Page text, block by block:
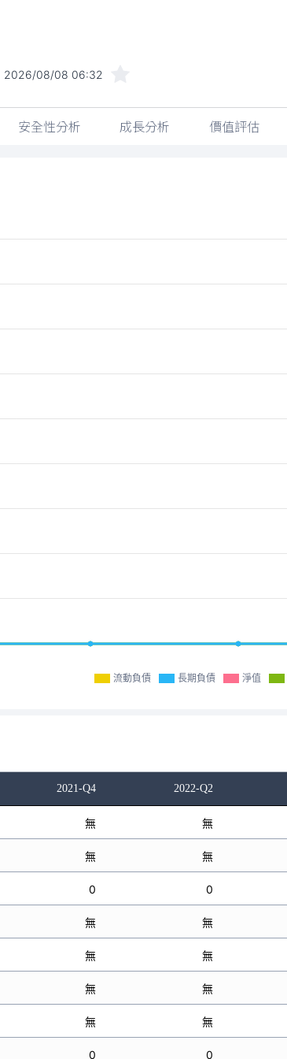
2026/08/08 06:32
安全性分析 成長分析 價值評估
流動負債 長期負債 淨值
2021-Q4 2022-Q2
無 無
無 無
0 0
無 無
無 無
無 無
無 無
0 0